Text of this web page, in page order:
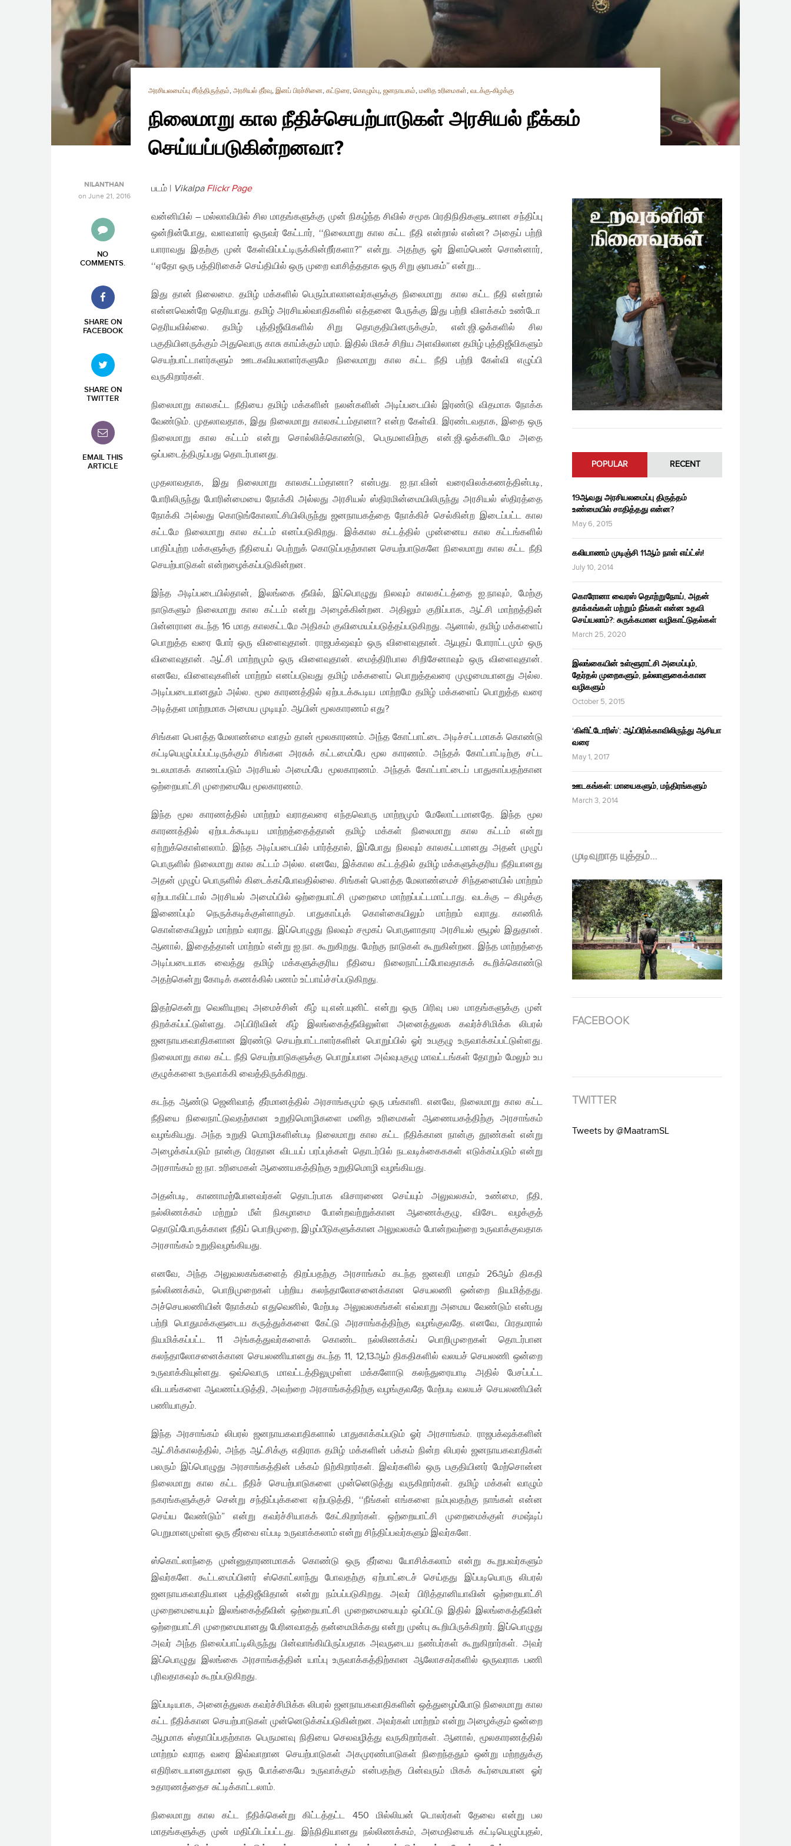
அரசியலமைப்பு சீர்த்திருத்தம், அரசியல் தீர்வு, இனப் பிரச்சினை, கட்டுரை, கொழும்பு, ஜனநாயகம், மனித உரிமைகள், வடக்கு-கிழக்கு
நிலைமாறு கால நீதிச்செயற்பாடுகள் அரசியல் நீக்கம்
செய்யப்படுகின்றனவா?
NILANTHAN
on June 21, 2016
NO
COMMENTS.
SHARE ON
FACEBOOK
SHARE ON
TWITTER
EMAIL THIS
ARTICLE
படம் | Vikalpa Flickr Page
வன்னியில் – மல்லாவியில் சில மாதங்களுக்கு முன் நிகழ்ந்த சிவில் சமூக பிரதிநிதிகளுடனான சந்திப்பு
ஒன்றின்போது, வளவாளர் ஒருவர் கேட்டார், ‘‘நிலைமாறு கால கட்ட நீதி என்றால் என்ன? அதைப் பற்றி
யாராவது இதற்கு முன் கேள்விப்பட்டிருக்கின்றீர்களா?” என்று. அதற்கு ஓர் இளம்பெண் சொன்னார்,
‘‘ஏதோ ஒரு பத்திரிகைச் செய்தியில் ஒரு முறை வாசித்ததாக ஒரு சிறு ஞாபகம்” என்று…
இது தான் நிலைமை. தமிழ் மக்களில் பெரும்பாலானவர்களுக்கு நிலைமாறு கால கட்ட நீதி என்றால்
என்னவென்றே தெரியாது. தமிழ் அரசியல்வாதிகளில் எத்தனை பேருக்கு இது பற்றி விளக்கம் உண்டோ
தெரியவில்லை. தமிழ் புத்திஜீவிகளில் சிறு தொகுதியினருக்கும், என்.ஜி.ஓக்களில் சில
பகுதியினருக்கும் அதுவொரு காசு காய்க்கும் மரம். இதில் மிகச் சிறிய அளவிலான தமிழ் புத்திஜீவிகளும்
செயற்பாட்டாளர்களும் ஊடகவியலாளர்களுமே நிலைமாறு கால கட்ட நீதி பற்றி கேள்வி எழுப்பி
வருகிறார்கள்.
நிலைமாறு காலகட்ட நீதியை தமிழ் மக்களின் நலன்களின் அடிப்படையில் இரண்டு விதமாக நோக்க
வேண்டும். முதலாவதாக, இது நிலைமாறு காலகட்டம்தானா? என்ற கேள்வி. இரண்டவதாக, இதை ஒரு
நிலைமாறு கால கட்டம் என்று சொல்லிக்கொண்டு, பெருமளவிற்கு என்.ஜி.ஓக்களிடமே அதை
ஒப்படைத்திருப்பது தொடர்பானது.
முதலாவதாக, இது நிலைமாறு காலகட்டம்தானா? என்பது. ஐ.நா.வின் வரைவிலக்கணத்தின்படி,
போரிலிருந்து போரின்மையை நோக்கி அல்லது அரசியல் ஸ்திரமின்மையிலிருந்து அரசியல் ஸ்திரத்தை
நோக்கி அல்லது கொடுங்கோலாட்சியிலிருந்து ஜனநாயகத்தை நோக்கிச் செல்கின்ற இடைப்பட்ட கால
கட்டமே நிலைமாறு கால கட்டம் எனப்படுகிறது. இக்கால கட்டத்தில் முன்னைய கால கட்டங்களில்
பாதிப்புற்ற மக்களுக்கு நீதியைப் பெற்றுக் கொடுப்பதற்கான செயற்பாடுகளே நிலைமாறு கால கட்ட நீதி
செயற்பாடுகள் என்றழைக்கப்படுகின்றன.
இந்த அடிப்படையில்தான், இலங்கை தீவில், இப்பொழுது நிலவும் காலகட்டத்தை ஐ.நாவும், மேற்கு
நாடுகளும் நிலைமாறு கால கட்டம் என்று அழைக்கின்றன. அதிலும் குறிப்பாக, ஆட்சி மாற்றத்தின்
பின்னரான கடந்த 16 மாத காலகட்டமே அதிகம் குவிமையப்படுத்தப்படுகிறது. ஆனால், தமிழ் மக்களைப்
பொறுத்த வரை போர் ஒரு விளைவுதான். ராஜபக்‌ஷவும் ஒரு விளைவுதான். ஆயுதப் போராட்டமும் ஒரு
விளைவுதான். ஆட்சி மாற்றமும் ஒரு விளைவுதான். மைத்திரிபால சிறிசேனாவும் ஒரு விளைவுதான்.
எனவே, விளைவுகளின் மாற்றம் எனப்படுவது தமிழ் மக்களைப் பொறுத்தவரை முழுமையானது அல்ல.
அடிப்படையானதும் அல்ல. மூல காரணத்தில் ஏற்படக்கூடிய மாற்றமே தமிழ் மக்களைப் பொறுத்த வரை
அடித்தள மாற்றமாக அமைய முடியும். ஆயின் மூலகாரணம் எது?
சிங்கள பௌத்த மேலாண்மை வாதம் தான் மூலகாரணம். அந்த கோட்பாட்டை அடிச்சட்டமாகக் கொண்டு
கட்டியெழுப்பப்பட்டிருக்கும் சிங்கள அரசுக் கட்டமைப்பே மூல காரணம். அந்தக் கோட்பாட்டிற்கு சட்ட
உடலமாகக் காணப்படும் அரசியல் அமைப்பே மூலகாரணம். அந்தக் கோட்பாட்டைப் பாதுகாப்பதற்கான
ஒற்றையாட்சி முறைமையே மூலகாரணம்.
இந்த மூல காரணத்தில் மாற்றம் வராதவரை எந்தவொரு மாற்றமும் மேலோட்டமானதே. இந்த மூல
காரணத்தில் ஏற்படக்கூடிய மாற்றத்தைத்தான் தமிழ் மக்கள் நிலைமாறு கால கட்டம் என்று
ஏற்றுக்கொள்ளலாம். இந்த அடிப்படையில் பார்த்தால், இப்போது நிலவும் காலகட்டமானது அதன் முழுப்
பொருளில் நிலைமாறு கால கட்டம் அல்ல. எனவே, இக்கால கட்டத்தில் தமிழ் மக்களுக்குரிய நீதியானது
அதன் முழுப் பொருளில் கிடைக்கப்போவதில்லை. சிங்கள் பௌத்த மேலாண்மைச் சிந்தனையில் மாற்றம்
ஏற்படாவிட்டால் அரசியல் அமைப்பில் ஒற்றையாட்சி முறைமை மாற்றப்பட்டமாட்டாது. வடக்கு – கிழக்கு
இணைப்பும் நெருக்கடிக்குள்ளாகும். பாதுகாப்புக் கொள்கையிலும் மாற்றம் வராது. காணிக்
கொள்கையிலும் மாற்றம் வராது. இப்பொழுது நிலவும் சமூகப் பொருளாதார அரசியல் சூழல் இதுதான்.
ஆனால், இதைத்தான் மாற்றம் என்று ஐ.நா. கூறுகிறது. மேற்கு நாடுகள் கூறுகின்றன. இந்த மாற்றத்தை
அடிப்படையாக வைத்து தமிழ் மக்களுக்குரிய நீதியை நிலைநாட்டப்போவதாகக் கூறிக்கொண்டு
அதற்கென்று கோடிக் கணக்கில் பணம் உட்பாய்ச்சப்படுகிறது.
இதற்கென்று வெளியுறவு அமைச்சின் கீழ் யு.என்.யுனிட் என்று ஒரு பிரிவு பல மாதங்களுக்கு முன்
திறக்கப்பட்டுள்ளது. அப்பிரிவின் கீழ் இலங்கைத்தீவிலுள்ள அனைத்துலக கவர்ச்சிமிக்க லிபரல்
ஜனநாயகவாதிகளான இரண்டு செயற்பாட்டாளர்களின் பொறுப்பில் ஓர் உபகுழு உருவாக்கப்பட்டுள்ளது.
நிலைமாறு கால கட்ட நீதி செயற்பாடுகளுக்கு பொறுப்பான அவ்வுபகுழு மாவட்டங்கள் தோறும் மேலும் உப
குழுக்களை உருவாக்கி வைத்திருக்கிறது.
கடந்த ஆண்டு ஜெனிவாத் தீர்மானத்தில் அரசாங்கமும் ஒரு பங்காளி. எனவே, நிலைமாறு கால கட்ட
நீதியை நிலைநாட்டுவதற்கான உறுதிமொழிகளை மனித உரிமைகள் ஆணையகத்திற்கு அரசாங்கம்
வழங்கியது. அந்த உறுதி மொழிகளின்படி நிலைமாறு கால கட்ட நீதிக்கான நான்கு தூண்கள் என்று
அழைக்கப்படும் நான்கு பிரதான விடயப் பரப்புக்கள் தொடர்பில் நடவடிக்கைககள் எடுக்கப்படும் என்று
அரசாங்கம் ஐ.நா. உரிமைகள் ஆணையகத்திற்கு உறுதிமொழி வழங்கியது.
அதன்படி, காணாமற்போனவர்கள் தொடர்பாக விசாரணை செய்யும் அலுவலகம், உண்மை, நீதி,
நல்லிணக்கம் மற்றும் மீள் நிகழாமை போன்றவற்றுக்கான ஆணைக்குழு, விசேட வழக்குத்
தொடுப்போருக்கான நீதிப் பொறிமுறை, இழப்பீடுகளுக்கான அலுவலகம் போன்றவற்றை உருவாக்குவதாக
அரசாங்கம் உறுதிவழங்கியது.
எனவே, அந்த அலுவலகங்களைத் திறப்பதற்கு அரசாங்கம் கடந்த ஜனவரி மாதம் 26ஆம் திகதி
நல்லிணக்கம், பொறிமுறைகள் பற்றிய கலந்தாலோசனைக்கான செயலணி ஒன்றை நியமித்தது.
அச்செயலணியின் நோக்கம் எதுவெனில், மேற்படி அலுவலகங்கள் எவ்வாறு அமைய வேண்டும் என்பது
பற்றி பொதுமக்களுடைய கருத்துக்களை கேட்டு அரசாங்கத்திற்கு வழங்குவதே. எனவே, பிரதமரால்
நியமிக்கப்பட்ட 11 அங்கத்துவர்களைக் கொண்ட நல்லிணக்கப் பொறிமுறைகள் தொடர்பான
கலந்தாலோசனைக்கான செயலணியானது கடந்த 11, 12,13ஆம் திகதிகளில் வலயச் செயலணி ஒன்றை
உருவாக்கியுள்ளது. ஒவ்வொரு மாவட்டத்திலுமுள்ள மக்களோடு கலந்துரையாடி அதில் பேசப்பட்ட
விடயங்களை ஆவணப்படுத்தி, அவற்றை அரசாங்கத்திற்கு வழங்குவதே மேற்படி வலயச் செயலணியின்
பணியாகும்.
இந்த அரசாங்கம் லிபரல் ஜனநாயகவாதிகளால் பாதுகாக்கப்படும் ஓர் அரசாங்கம். ராஜபக்‌ஷக்களின்
ஆட்சிக்காலத்தில், அந்த ஆட்சிக்கு எதிராக தமிழ் மக்களின் பக்கம் நின்ற லிபரல் ஜனநாயகவாதிகள்
பலரும் இப்பொழுது அரசாங்கத்தின் பக்கம் நிற்கிறார்கள். இவர்களில் ஒரு பகுதியினர் மேற்சொன்ன
நிலைமாறு கால கட்ட நீதிச் செயற்பாடுகளை முன்னெடுத்து வருகிறார்கள். தமிழ் மக்கள் வாழும்
நகரங்களுக்குச் சென்று சந்திப்புக்களை ஏற்படுத்தி, ‘‘நீங்கள் எங்களை நம்புவதற்கு நாங்கள் என்ன
செய்ய வேண்டும்” என்று கவர்ச்சியாகக் கேட்கிறார்கள். ஒற்றையாட்சி முறைமைக்குள் சமஷ்டிப்
பெறுமானமுள்ள ஒரு தீர்வை எப்படி உருவாக்கலாம் என்று சிந்திப்பவர்களும் இவர்களே.
ஸ்கொட்லாந்தை முன்னுதாரணமாகக் கொண்டு ஒரு தீர்வை யோசிக்கலாம் என்று கூறுபவர்களும்
இவர்களே. கூட்டமைப்பினர் ஸ்கொட்லாந்து போவதற்கு ஏற்பாட்டைச் செய்தது இப்படியொரு லிபரல்
ஜனநாயகவாதியான புத்திஜீவிதான் என்று நம்பப்படுகிறது. அவர் பிரித்தானியாவின் ஒற்றையாட்சி
முறைமையையும் இலங்கைத்தீவின் ஒற்றையாட்சி முறைமையையும் ஒப்பிட்டு இதில் இலங்கைத்தீவின்
ஒற்றையாட்சி முறைமையானது பேரினவாதத் தன்மைமிக்கது என்று முன்பு கூறியிருக்கிறார். இப்பொழுது
அவர் அந்த நிலைப்பாட்டிலிருந்து பின்வாங்கியிருப்பதாக அவருடைய நண்பர்கள் கூறுகிறார்கள். அவர்
இப்பொழுது இலங்கை அரசாங்கத்தின் யாப்பு உருவாக்கத்திற்கான ஆலோசகர்களில் ஒருவராக பணி
புரிவதாகவும் கூறப்படுகிறது.
இப்படியாக, அனைத்துலக கவர்ச்சிமிக்க லிபரல் ஜனநாயகவாதிகளின் ஒத்துழைப்போடு நிலைமாறு கால
கட்ட நீதிக்கான செயற்பாடுகள் முன்னெடுக்கப்படுகின்றன. அவர்கள் மாற்றம் என்று அழைக்கும் ஒன்றை
ஆழமாக ஸ்தாபிப்பதற்காக பெருமளவு நிதியை செலவழித்து வருகிறார்கள். ஆனால், மூலகாரணத்தில்
மாற்றம் வராத வரை இவ்வாறான செயற்பாடுகள் அகமுரண்பாடுகள் நிறைந்ததும் ஒன்று மற்றதுக்கு
எதிரிடையானதுமான ஒரு போக்கையே உருவாக்கும் என்பதற்கு பின்வரும் மிகக் கூர்மையான ஓர்
உதாரணத்தைச சுட்டிக்காட்டலாம்.
நிலைமாறு கால கட்ட நீதிக்கென்று கிட்டத்தட்ட 450 மில்லியன் டொலர்கள் தேவை என்று பல
மாதங்களுக்கு முன் மதிப்பிடப்பட்டது. இந்நிதியானது நல்லிணக்கம், அமைதியைக் கட்டியெழுப்புதல்,
POPULAR RECENT
19ஆவது அரசியலமைப்பு திருத்தம்
உண்மையில் சாதித்தது என்ன?
May 6, 2015
கலியாணம் முடிஞ்சி 11ஆம் நாள் எய்ட்ஸ்!
July 10, 2014
கொரோனா வைரஸ் தொற்றுநோய், அதன்
தாக்கங்கள் மற்றும் நீங்கள் என்ன உதவி
செய்யலாம்?: சுருக்கமான வழிகாட்டுதல்கள்
March 25, 2020
இலங்கையின் உள்ளூராட்சி அமைப்பும்,
தேர்தல் முறைகளும், நல்லாளுகைக்கான
வழிகளும்
October 5, 2015
‘கிளிட்டோரிஸ்’: ஆப்பிரிக்காவிலிருந்து ஆசியா
வரை
May 1, 2017
ஊடகங்கள்: மாயைகளும், மந்திரங்களும்
March 3, 2014
முடிவுறாத யுத்தம்…
FACEBOOK
TWITTER
Tweets by @MaatramSL